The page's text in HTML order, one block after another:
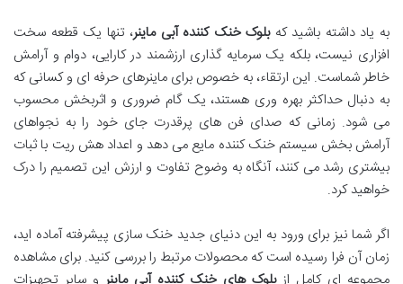
به یاد داشته باشید کهبلوک خنک کننده آبی ماینر، تنها یک قطعه سخت
افزاری نیست، بلکه یک سرمایه گذاری ارزشمند در کارایی، دوام و آرامش
خاطر شماست. این ارتقاء، به خصوص برای ماینرهای حرفه ای و کسانی که
به دنبال حداکثر بهره وری هستند، یک گام ضروری و اثربخش محسوب
می شود. زمانی که صدای فن های پرقدرت جای خود را به نجواهای
آرامش بخش سیستم خنک کننده مایع می دهد و اعداد هش ریت با ثبات
بیشتری رشد می کنند، آنگاه به وضوح تفاوت و ارزش این تصمیم را درک
خواهید کرد.
اگر شما نیز برای ورود به این دنیای جدید خنک سازی پیشرفته آماده اید،
زمان آن فرا رسیده است که محصولات مرتبط را بررسی کنید. برای مشاهده
مجموعه ای کامل ازبلوک های خنک کننده آبی ماینر و سایر تجهیزات